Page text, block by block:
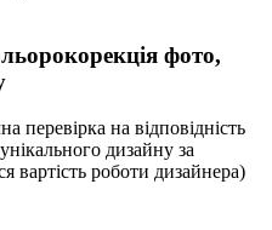
фото,
перевірка на відповідність
дизайну за
роботи дизайнера)